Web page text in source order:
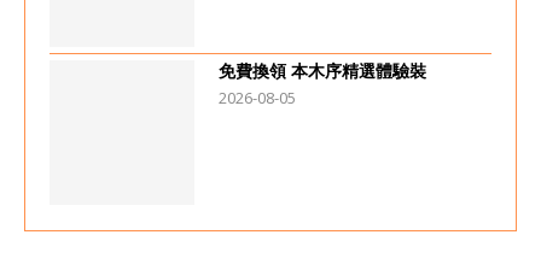
免費換領 本木序精選體驗裝
2026-08-05